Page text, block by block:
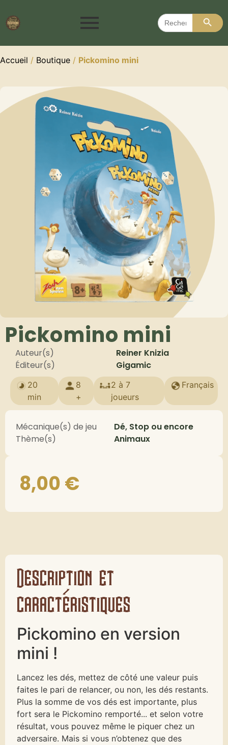
Search
for:
Search
Accueil / Boutique / Pickomino mini
Pickomino mini
Auteur(s)
Reiner Knizia
Éditeur(s)
Gigamic
20
min
8
+
2 à 7
joueurs
Français
Mécanique(s) de jeu
Dé, Stop ou encore
Thème(s)
Animaux
8,00€
Description et
caractéristiques
Pickomino en version
mini !
Lancez les dés, mettez de côté une valeur puis
faites le pari de relancer, ou non, les dés restants.
Plus la somme de vos dés est importante, plus
fort sera le Pickomino remporté... et selon votre
résultat, vous pouvez même le piquer chez un
adversaire. Mais si vous n’obtenez que des